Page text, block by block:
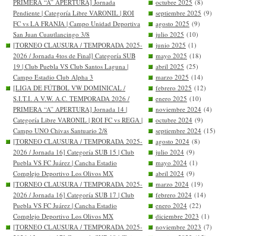
PRIMERA “A” APERTURA] Jornada
Pendiente | Categoría Libre VARONIL | ROI
FC vs LA FRANJA | Campo Unidad Deportiva
San Juan Cuautlancingo 3/8
[TORNEO CLAUSURA / TEMPORADA 2025-
2026 / Jornada 4tos de Final] Categoría SUB
19 | Club Puebla VS Club Santos Laguna |
Campo Estadio Club Alpha 3
[LIGA DE FÚTBOL VW DOMINICAL /
S.I.T.I. A V.W. A.C. TEMPORADA 2026 /
PRIMERA “A” APERTURA] Jornada 14 |
Categoría Libre VARONIL | ROI FC vs REGA |
Campo UNO Chivas Santuario 2/8
[TORNEO CLAUSURA / TEMPORADA 2025-
2026 / Jornada 16] Categoría SUB 15 | Club
Puebla VS FC Juárez | Cancha Estadio
Complejo Deportivo Los Olivos MX
[TORNEO CLAUSURA / TEMPORADA 2025-
2026 / Jornada 16] Categoría SUB 17 | Club
Puebla VS FC Juárez | Cancha Estadio
Complejo Deportivo Los Olivos MX
[TORNEO CLAUSURA / TEMPORADA 2025-
octubre 2025 (8)
septiembre 2025 (9)
agosto 2025 (9)
julio 2025 (10)
junio 2025 (1)
mayo 2025 (18)
abril 2025 (25)
marzo 2025 (14)
febrero 2025 (12)
enero 2025 (10)
noviembre 2024 (4)
octubre 2024 (9)
septiembre 2024 (15)
agosto 2024 (8)
julio 2024 (9)
mayo 2024 (1)
abril 2024 (9)
marzo 2024 (19)
febrero 2024 (14)
enero 2024 (22)
diciembre 2023 (1)
noviembre 2023 (7)